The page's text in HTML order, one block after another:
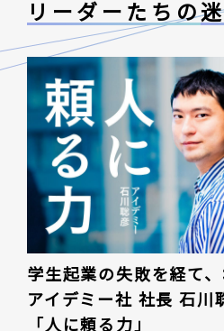
リーダーたちの
学生起業の失敗を経て、
アイデミー社 社長 石川
「人に頼る力」